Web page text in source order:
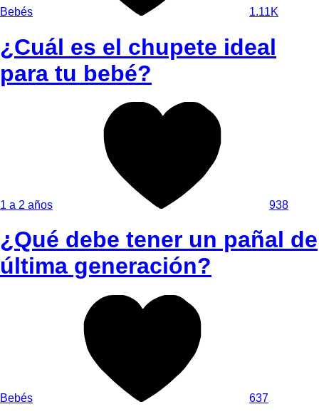
Bebés 1.11K
¿Cuál es el chupete ideal
para tu bebé?
1 a 2 años 938
¿Qué debe tener un pañal de
última generación?
Bebés 637